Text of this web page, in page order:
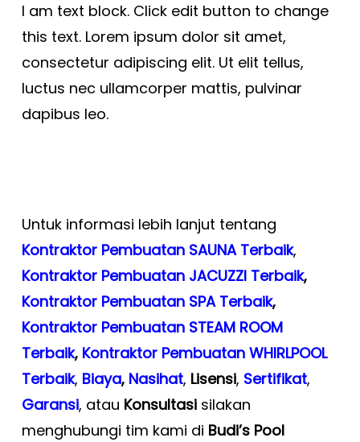
I am text block. Click edit button to change
this text. Lorem ipsum dolor sit amet,
consectetur adipiscing elit. Ut elit tellus,
luctus nec ullamcorper mattis, pulvinar
dapibus leo.
Untuk informasi lebih lanjut tentang
Kontraktor Pembuatan SAUNA Terbaik,
Kontraktor Pembuatan JACUZZI Terbaik,
Kontraktor Pembuatan SPA Terbaik,
Kontraktor Pembuatan STEAM ROOM
Terbaik, Kontraktor Pembuatan WHIRLPOOL
Terbaik, Biaya, Nasihat, Lisensi, Sertifikat,
Garansi, atau Konsultasisilakan
menghubungi tim kami di Budi’s Pool